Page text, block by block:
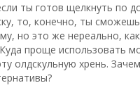
ты готов щелкнуть по
то, конечно, ты
но это же нереально,
проще использовать
олдскульную хрень.